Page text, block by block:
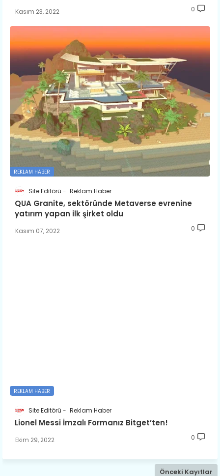
Kasım 23, 2022 0
REKLAM HABER
Site Editörü Reklam Haber
QUA Granite, sektöründe Metaverse evrenine
yatırım yapan ilk şirket oldu
Kasım 07, 2022 0
REKLAM HABER
Site Editörü Reklam Haber
Lionel Messi İmzalı Formanız Bitget’ten!
Ekim 29, 2022 0
Önceki Kayıtlar